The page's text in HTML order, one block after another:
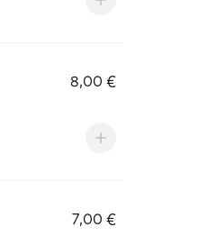
8,00 €
7,00 €